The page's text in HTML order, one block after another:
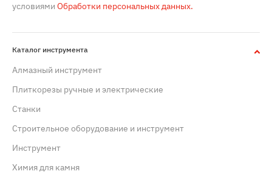
условиями Обработки персональных данных.
Каталог инструмента
Алмазный инструмент
Плиткорезы ручные и электрические
Станки
Строительное оборудование и инструмент
Инструмент
Химия для камня